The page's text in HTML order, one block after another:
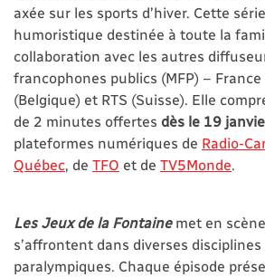
axée sur les sports d’hiver. Cette
humoristique destinée à toute la
collaboration avec les autres
francophones publics (MFP) – France
(Belgique) et RTS (Suisse). Elle
de 2 minutes offertes dès le 19
plateformes numériques de Radio-
Québec , de TFO et de TV5Monde
Les Jeux de la Fontainemet en
s’affrontent dans diverses
paralympiques. Chaque épisode